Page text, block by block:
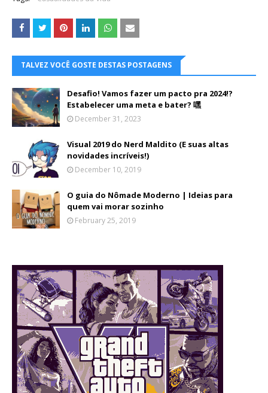
TALVEZ VOCÊ GOSTE DESTAS POSTAGENS
Desafio! Vamos fazer um pacto pra 2024!?
Estabelecer uma meta e bater? 嘿
December 31, 2023
Visual 2019 do Nerd Maldito (E suas altas
novidades incríveis!)
December 10, 2019
O guia do Nômade Moderno | Ideias para
quem vai morar sozinho
February 25, 2019